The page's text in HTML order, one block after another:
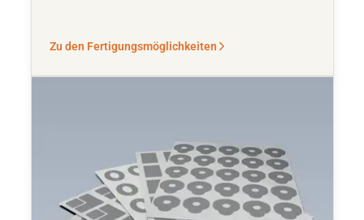
Zu den Fertigungsmöglichkeiten